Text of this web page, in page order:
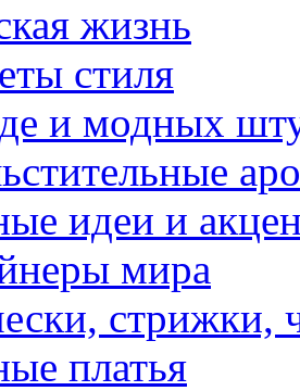
жизнь
стиля
и модных
идеи и
мира
стрижки,
платья